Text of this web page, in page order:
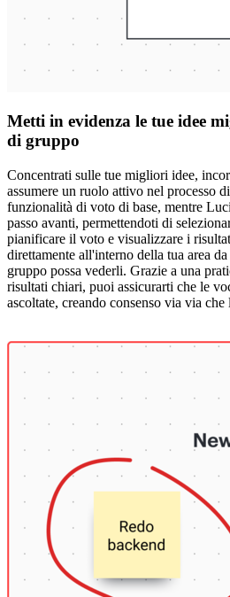
Metti in evidenza le tue idee
di gruppo
Concentrati sulle tue migliori idee,
assumere un ruolo attivo nel processo
funzionalità di voto di base, mentre
passo avanti, permettendoti di
pianificare il voto e visualizzare i
direttamente all'interno della tua area
gruppo possa vederli. Grazie a una
risultati chiari, puoi assicurarti che le
ascoltate, creando consenso via via